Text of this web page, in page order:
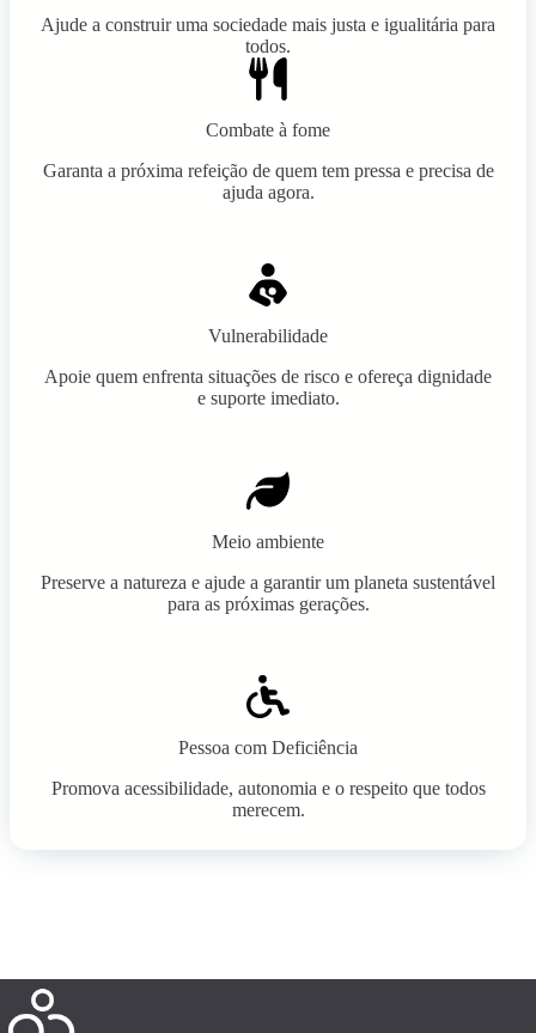
Ajude a construir uma sociedade mais justa e igualitária para
todos.
Combate à fome
Garanta a próxima refeição de quem tem pressa e precisa de
ajuda agora.
Vulnerabilidade
Apoie quem enfrenta situações de risco e ofereça dignidade
e suporte imediato.
Meio ambiente
Preserve a natureza e ajude a garantir um planeta sustentável
para as próximas gerações.
Pessoa com Deficiência
Promova acessibilidade, autonomia e o respeito que todos
merecem.